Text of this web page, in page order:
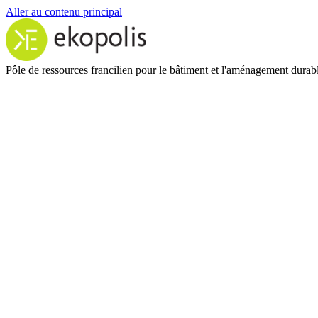
Aller au contenu principal
Pôle de ressources francilien pour le bâtiment et l'aménagement